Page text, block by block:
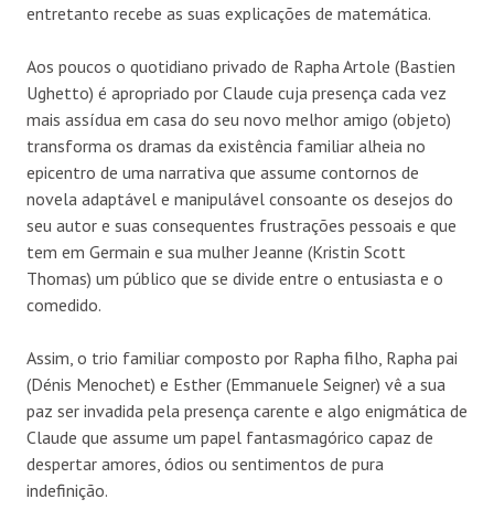
entretanto recebe as suas explicações de matemática.
Aos poucos o quotidiano privado de Rapha Artole (Bastien
Ughetto) é apropriado por Claude cuja presença cada vez
mais assídua em casa do seu novo melhor amigo (objeto)
transforma os dramas da existência familiar alheia no
epicentro de uma narrativa que assume contornos de
novela adaptável e manipulável consoante os desejos do
seu autor e suas consequentes frustrações pessoais e que
tem em Germain e sua mulher Jeanne (Kristin Scott
Thomas) um público que se divide entre o entusiasta e o
comedido.
Assim, o trio familiar composto por Rapha filho, Rapha pai
(Dénis Menochet) e Esther (Emmanuele Seigner) vê a sua
paz ser invadida pela presença carente e algo enigmática de
Claude que assume um papel fantasmagórico capaz de
despertar amores, ódios ou sentimentos de pura
indefinição.